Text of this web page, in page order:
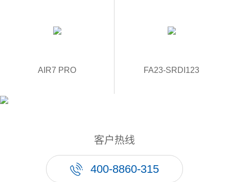
AIR7 PRO FA23-SRDI123
客户热线
400-8860-315